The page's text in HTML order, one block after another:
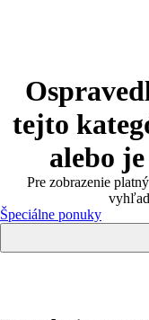
tejto
alebo
Pre zobrazenie
Špeciálne ponuky